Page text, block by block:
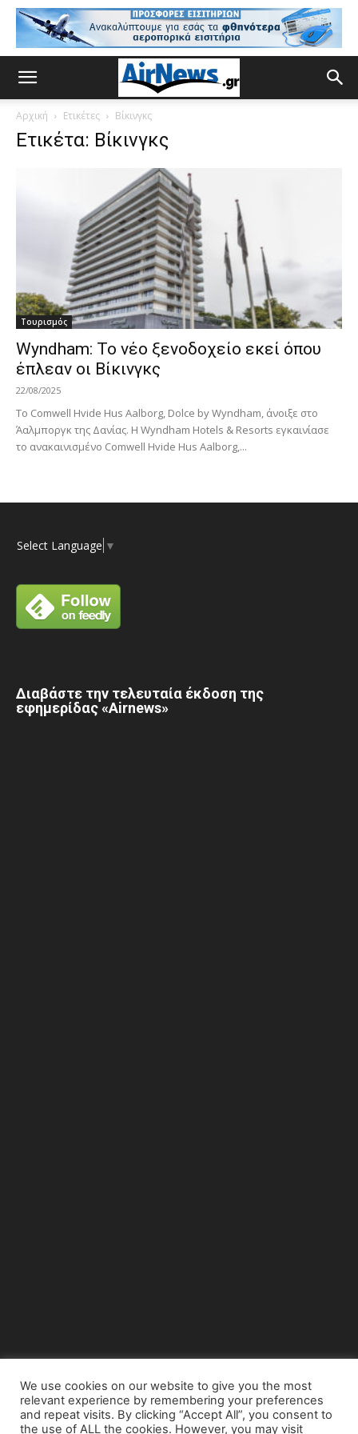
Αρχική Ετικέτες Βίκινγκς
Ετικέτα: Βίκινγκς
Τουρισμός
Wyndham: To νέο ξενοδοχείο εκεί όπου
έπλεαν οι Βίκινγκς
22/08/2025
Το Comwell Hvide Hus Aalborg, Dolce by Wyndham, άνοιξε στο
Άαλμποργκ της Δανίας. Η Wyndham Hotels & Resorts εγκαινίασε
το ανακαινισμένο Comwell Hvide Hus Aalborg,...
Select Language ▼
Διαβάστε την τελευταία έκδοση της
εφημερίδας «Airnews»
© Copyright 2015 - www.airnews.gr
We use cookies on our website to give you the most
relevant experience by remembering your preferences
and repeat visits. By clicking “Accept All”, you consent to
the use of ALL the cookies. However, you may visit